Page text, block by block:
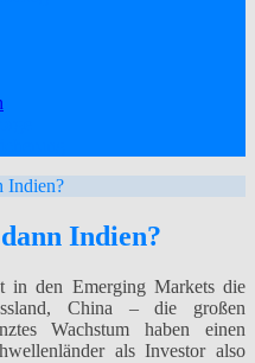
Indien?
Indien?
in den Emerging Markets die
China – die großen
Wachstum haben einen
als Investor also